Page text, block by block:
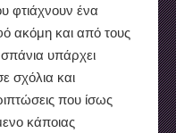
φτιάχνουν ένα
ακόμη και από τους
υπάρχει
σχόλια και
που ίσως
κάποιας